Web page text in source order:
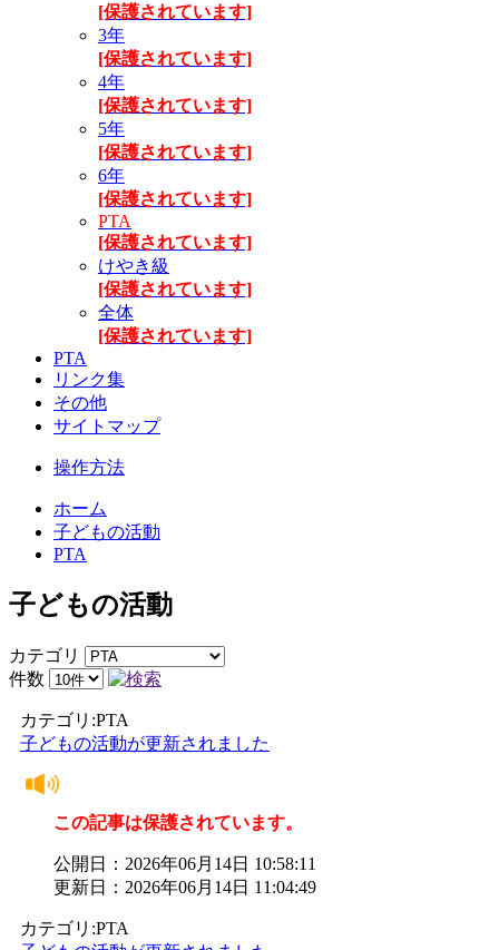
[保護されています]
3年
[保護されています]
4年
[保護されています]
5年
[保護されています]
6年
[保護されています]
PTA
[保護されています]
けやき級
[保護されています]
全体
[保護されています]
PTA
リンク集
その他
サイトマップ
操作方法
ホーム
子どもの活動
PTA
子どもの活動
カテゴリ
件数
カテゴリ:PTA
子どもの活動が更新されました
この記事は保護されています。
公開日：2026年06月14日 10:58:11
更新日：2026年06月14日 11:04:49
カテゴリ:PTA